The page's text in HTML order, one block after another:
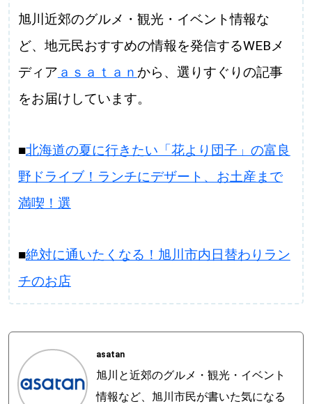
旭川近郊のグルメ・観光・イベント情報な
ど、地元民おすすめの情報を発信するWEBメ
ディア ａｓａｔａｎ から、選りすぐりの記事
をお届けしています。
■北海道の夏に行きたい「花より団子」の富良
野ドライブ！ランチにデザート、お土産まで
満喫！選
■絶対に通いたくなる！旭川市内日替わりラン
チのお店
asatan
旭川と近郊のグルメ・観光・イベント
情報など、旭川市民が書いた気になる